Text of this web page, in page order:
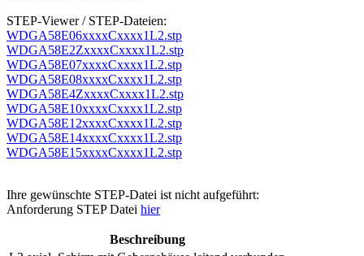
STEP-Viewer / STEP-Dateien:
WDGA58E06xxxxCxxxx1L2.stp
WDGA58E2ZxxxxCxxxx1L2.stp
WDGA58E07xxxxCxxxx1L2.stp
WDGA58E08xxxxCxxxx1L2.stp
WDGA58E4ZxxxxCxxxx1L2.stp
WDGA58E10xxxxCxxxx1L2.stp
WDGA58E12xxxxCxxxx1L2.stp
WDGA58E14xxxxCxxxx1L2.stp
WDGA58E15xxxxCxxxx1L2.stp
Ihre gewünschte STEP-Datei ist nicht aufgeführt:
Anforderung STEP Datei hier
Beschreibung